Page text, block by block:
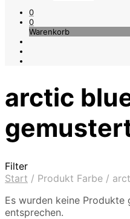
0
0
Warenkorb
arctic
Filter
Start / Produkt Farbe /
Es wurden keine Produkte
entsprechen.